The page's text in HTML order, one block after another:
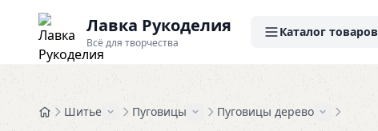
Лавка Рукоделия
Всё для творчества
Каталог товаров
Шитье Пуговицы Пуговицы дерево